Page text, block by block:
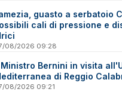
guasto a serbatoio
cali di pressione e
08/2026 09:28
Bernini in visita
di Reggio
08/2026 09:21